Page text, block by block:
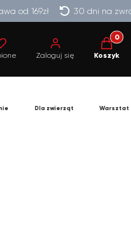
od 169zł 30 dni na
Zaloguj się Koszyk
Dla zwierząt Warsztat